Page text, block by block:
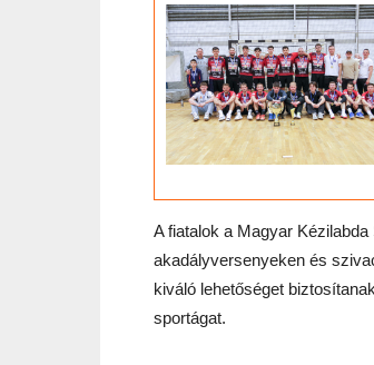
A fiatalok a Magyar
akadályversenyeken és
kiváló lehetőséget
sportágat.